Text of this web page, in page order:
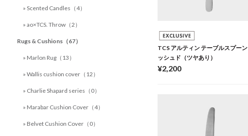
TCS アルティン テーブルスプーン
ッシュド（ツヤあり）
¥2,200
» Scented Candles（4）
» ao×TCS. Throw（2）
Rugs & Cushions（67）
» Marlon Rug（13）
» Wallis cushion cover（12）
» Charlie Shapard series（0）
» Marabar Cushion Cover（4）
» Belvet Cushion Cover（0）